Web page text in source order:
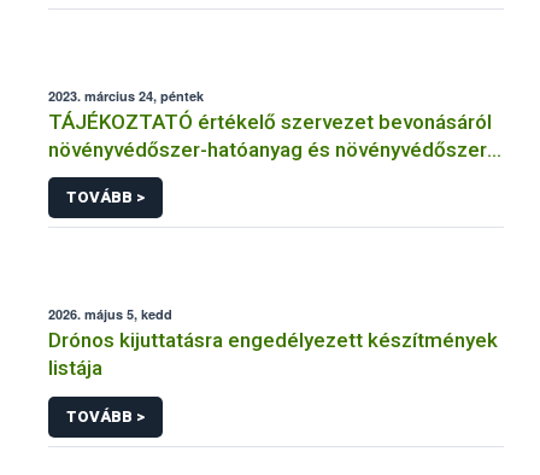
2023. március 24, péntek
TÁJÉKOZTATÓ értékelő szervezet bevonásáról
növényvédőszer-hatóanyag és növényvédőszer
engedélyezésére, továbbá a meglévő engedély
meghosszabbítására vagy módosítására irányuló
eljárásba
TOVÁBB >
2026. május 5, kedd
Drónos kijuttatásra engedélyezett készítmények
listája
TOVÁBB >